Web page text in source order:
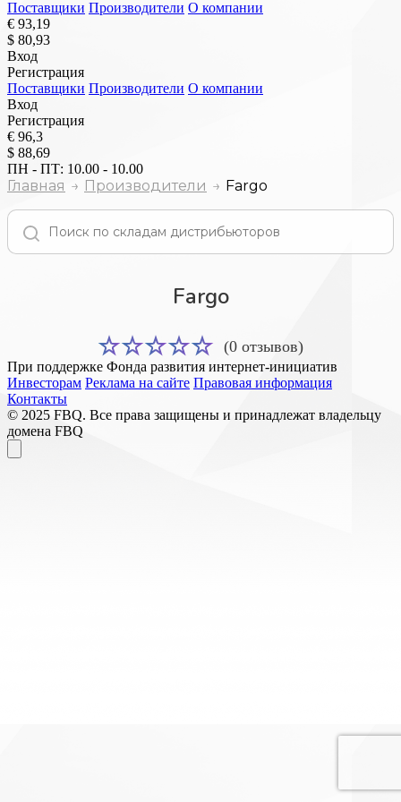
Поставщики Производители О компании
€ 93,19
$ 80,93
Вход
Регистрация
Поставщики Производители О компании
Вход
Регистрация
€ 96,3
$ 88,69
ПН - ПТ: 10.00 - 10.00
Главная Производители Fargo
Fargo
(0 отзывов)
При поддержке Фонда развития интернет-инициатив
Инвесторам Реклама на сайте Правовая информация
Контакты
© 2025 FBQ. Все права защищены и принадлежат владельцу
домена FBQ